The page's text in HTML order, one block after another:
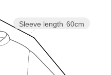
スリップオン
Sleeve length 60cm